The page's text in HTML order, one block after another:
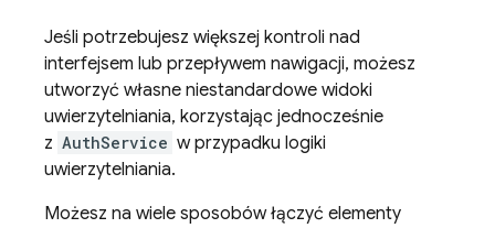
Jeśli potrzebujesz większej kontroli nad
interfejsem lub przepływem nawigacji, możesz
utworzyć własne niestandardowe widoki
uwierzytelniania, korzystając jednocześnie
z AuthService w przypadku logiki
uwierzytelniania.
Możesz na wiele sposobów łączyć elementy